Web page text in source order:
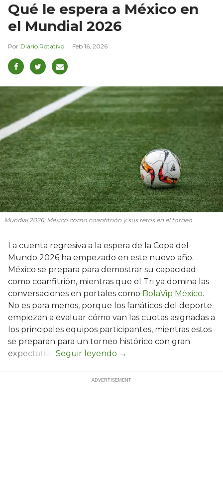
Qué le espera a México en
el Mundial 2026
Diario Rotativo Feb 16, 2026
Mundial 2026: México como coanfitrión y sus retos en el torneo.
La cuenta regresiva a la espera de la Copa del
Mundo 2026 ha empezado en este nuevo año.
México se prepara para demostrar su capacidad
como coanfitrión, mientras que el Tri ya domina las
conversaciones en portales como BolaVip México.
No es para menos, porque los fanáticos del deporte
empiezan a evaluar cómo van las cuotas asignadas a
los principales equipos participantes, mientras estos
se preparan para un torneo histórico con gran
expectativa.